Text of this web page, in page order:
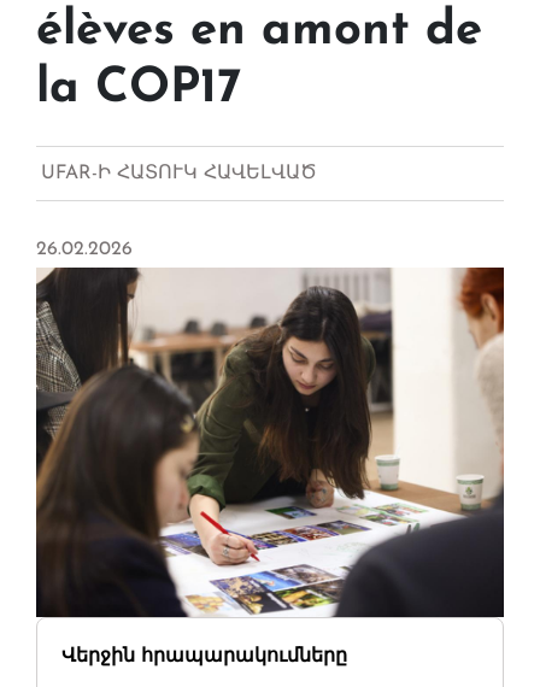
élèves en amont de
la COP17
UFAR-Ի ՀԱՏՈՒԿ ՀԱՎԵԼՎԱԾ
26.02.2026
Վերջին հրապարակումները